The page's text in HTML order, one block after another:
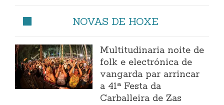
NOVAS DE HOXE
Multitudinaria noite de
folk e electrónica de
vangarda par arrincar
a 41ª Festa da
Carballeira de Zas